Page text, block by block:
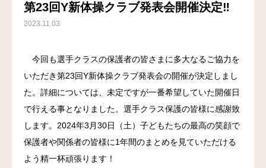
第23回Y新体操クラブ発表会開催決定‼
2023.11.03
今回も選手クラスの保護者の皆さまに多大なるご協力を
いただき第23回Y新体操クラブ発表会の開催が決定しまし
た。詳細については、未定ですが一番希望していた開催日
で行える事となりました。選手クラス保護の皆様に感謝致
します。2024年3月30日（土）子どもたちの最高の笑顔で
保護者や関係者の皆様に1年間のまとめを見ていただける
よう精一杯頑張ります！
HOME
教室概要
よくある質問
ブログ